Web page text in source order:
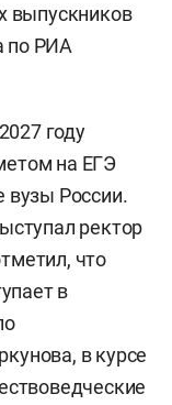
выпускников
по РИА
году
на ЕГЭ
вузы России.
ректор
что
в
в курсе